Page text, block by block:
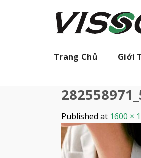
Trang Chủ Giới
Published at 1600 ×